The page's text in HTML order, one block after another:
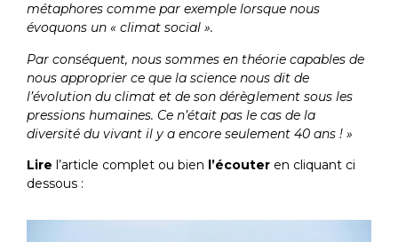
métaphores comme par exemple lorsque nous
évoquons un « climat social ».
Par conséquent, nous sommes en théorie capables de
nous approprier ce que la science nous dit de
l’évolution du climat et de son dérèglement sous les
pressions humaines. Ce n’était pas le cas de la
diversité du vivant il y a encore seulement 40 ans ! »
Lire l’article complet ou bien l’écouter en cliquant ci
dessous :